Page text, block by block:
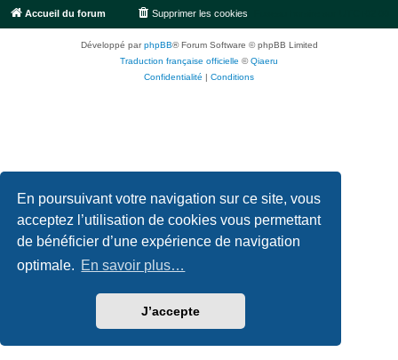
En poursuivant votre navigation sur ce site, vous
acceptez l’utilisation de cookies vous permettant
de bénéficier d’une expérience de navigation
optimale. En savoir plus…
J’accepte
Accueil du forum Supprimer les cookies
Développé parphpBB® Forum Software © phpBB Limited
Traduction française officielle ©Qiaeru
Confidentialité | Conditions